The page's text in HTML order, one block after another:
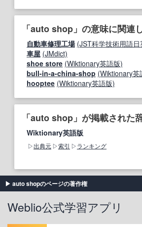
「auto shop」の意味に関連
自動車修理工場 (JST科学技術用語
車屋 (JMdict)
shoe store (Wiktionary英語版)
bull-in-a-china-shop (Wiktionary英
hooptee (Wiktionary英語版)
「auto shop」が掲載された
Wiktionary英語版
出典元 索引 ランキング
auto shopのページの著作権
Weblio公式学習アプリ